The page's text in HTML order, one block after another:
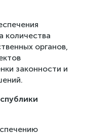
количества
органов,
законности и